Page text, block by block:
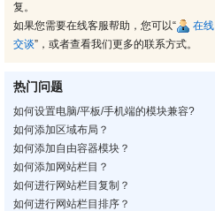
复。
如果您需要在线客服帮助，您可以“
在线
交谈”，或者查看我们更多的联系方式。
热门问题
如何设置电脑/平板/手机端的模块兼容?
如何添加区域布局？
如何添加自由容器模块？
如何添加网站栏目？
如何进行网站栏目复制？
如何进行网站栏目排序？